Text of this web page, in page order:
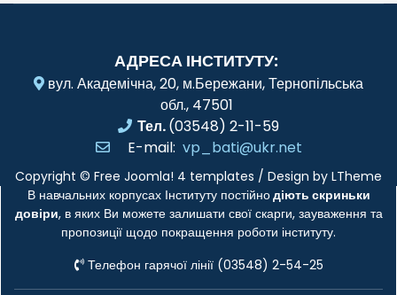
АДРЕСА ІНСТИТУТУ:
вул. Академічна, 20, м.Бережани, Тернопільська
обл., 47501
Тел.(03548) 2-11-59
E-mail: vp_bati@ukr.net
Copyright © Free Joomla! 4 templates / Design by LTheme
В навчальних корпусах Інституту постійнодіють скриньки
довіри, в яких Ви можете залишати свої скарги, зауваження та
пропозиції щодо покращення роботи інституту.
Телефон гарячої лінії (03548) 2-54-25